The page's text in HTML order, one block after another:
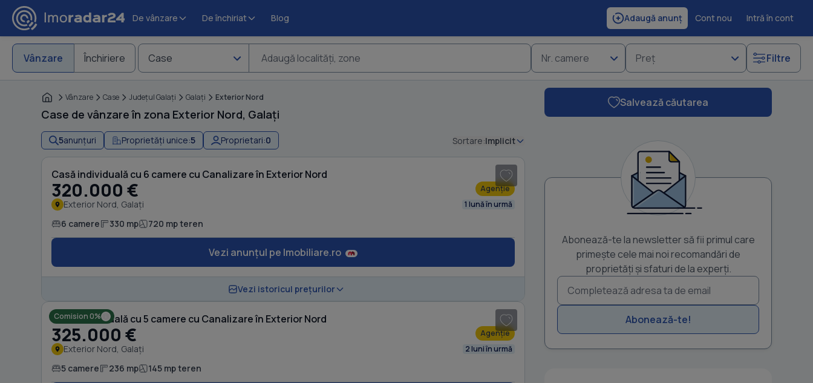
De vânzare De închiriat Blog Adaugă anunț Cont nou Intră în cont
Vânzare Închiriere Case Adaugă localități, zone Nr. camere Preț Filtre
Vânzare Case Judeţul Galaţi Galaţi Exterior Nord
Case de vânzare în zona Exterior Nord, Galați
5anunțuri Proprietăți unice:5 Proprietari:0 Sortare:Implicit
1
/ 10
Casă individuală cu 6 camere cu Canalizare în Exterior Nord
320.000 € Agenție
Exterior Nord, Galați 1 lună în urmă
6 camere 330 mp 720 mp teren
Vezi anunțul pe Imobiliare.ro
Vezi istoricul prețurilor
Comision 0%
Casă individuală cu 5 camere cu Canalizare în Exterior Nord
325.000 € Agenție
Exterior Nord, Galați 2 luni în urmă
5 camere 236 mp 145 mp teren
Salvează căutarea
Abonează-te la newsletter să fii primul care
primește cele mai noi recomandări de
proprietăți și sfaturi de la experți.
Abonează-te!